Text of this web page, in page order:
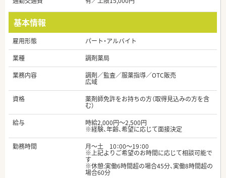
基本情報
雇用形態
パート・アルバイト
業種
調剤薬局
業務内容
調剤／監査／服薬指導／OTC販売
広域
資格
薬剤師免許をお持ちの方（取得見込みの方を含
む）
給与
時給2,000円～2,500円
※経験、年齢、希望に応じて面接決定
勤務時間
月～土 10：00～19：00
※上記よりご希望のお時間に応じて相談可能で
す
※休憩:実働6時間超の場合45分、実働8時間超の
場合60分